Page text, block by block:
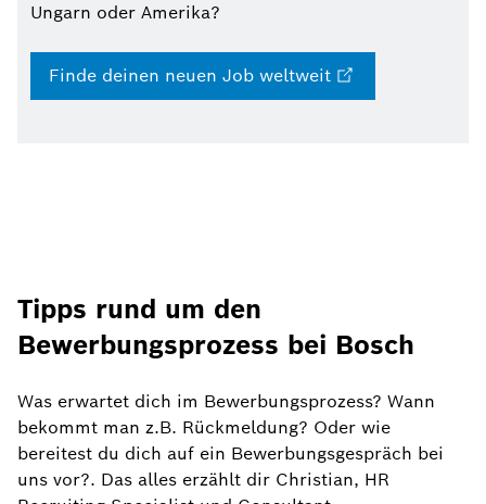
Ungarn oder Amerika?
Finde deinen neuen Job weltweit
Tipps rund um den
Bewerbungsprozess bei Bosch
Was erwartet dich im Bewerbungsprozess? Wann
bekommt man z.B. Rückmeldung? Oder wie
bereitest du dich auf ein Bewerbungsgespräch bei
uns vor?. Das alles erzählt dir Christian, HR